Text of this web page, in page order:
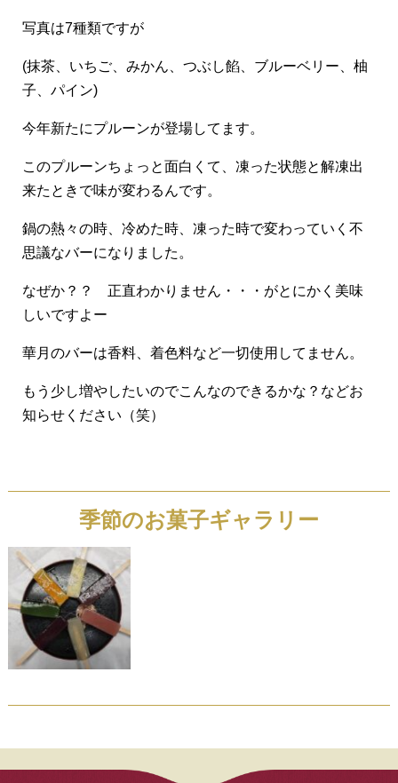
写真は7種類ですが
(抹茶、いちご、みかん、つぶし餡、ブルーベリー、柚
子、パイン)
今年新たにプルーンが登場してます。
このプルーンちょっと面白くて、凍った状態と解凍出
来たときで味が変わるんです。
鍋の熱々の時、冷めた時、凍った時で変わっていく不
思議なバーになりました。
なぜか？？ 正直わかりません・・・がとにかく美味
しいですよー
華月のバーは香料、着色料など一切使用してません。
もう少し増やしたいのでこんなのできるかな？などお
知らせください（笑）
季節のお菓子ギャラリー